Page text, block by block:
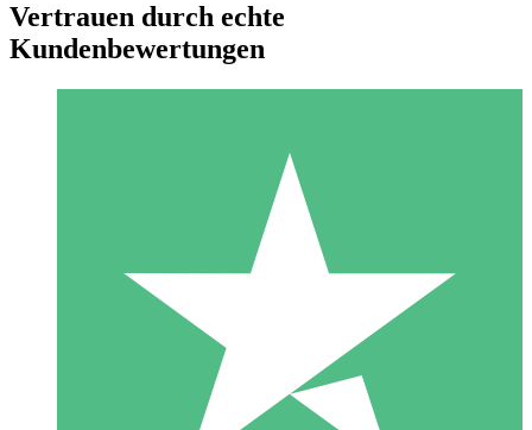
Individuelle Credit-Pakete
Zahlen Sie nach Bedarf mit Download-Credits. Keine
monatliche Verpflichtung erforderlich.
10 00
Vertrauen durch echte
Kundenbewertungen